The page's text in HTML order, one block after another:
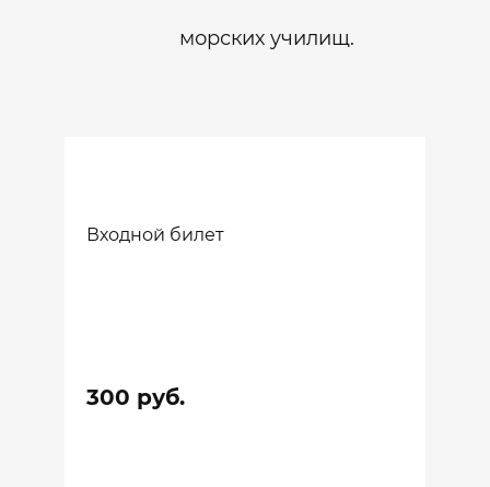
морских училищ.
Входной билет
300 руб.